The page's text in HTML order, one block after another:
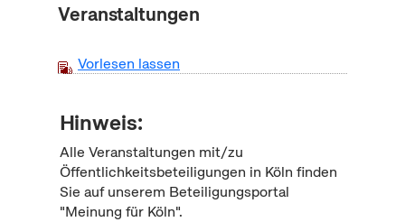
Veranstaltungen
Vorlesen lassen
Hinweis:
Alle Veranstaltungen mit/zu
Öffentlichkeitsbeteiligungen in Köln finden
Sie auf unserem Beteiligungsportal
"Meinung für Köln".